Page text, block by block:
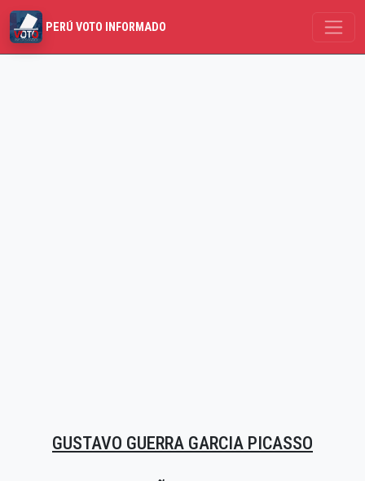
PERÚ VOTO INFORMADO
GUSTAVO GUERRA GARCIA PICASSO